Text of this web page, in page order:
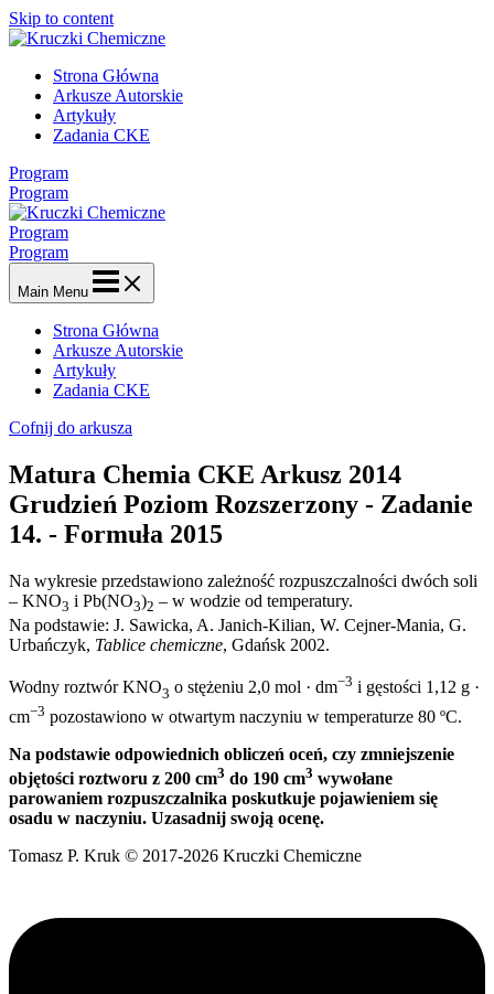
Skip to content
Strona Główna
Arkusze Autorskie
Artykuły
Zadania CKE
Program
Program
Program
Program
Main Menu
Strona Główna
Arkusze Autorskie
Artykuły
Zadania CKE
Cofnij do arkusza
Matura Chemia CKE Arkusz 2014
Grudzień Poziom Rozszerzony - Zadanie
14. - Formuła 2015
Na wykresie przedstawiono zależność rozpuszczalności dwóch soli
– KNO3 i Pb(NO3)2 – w wodzie od temperatury.
Na podstawie: J. Sawicka, A. Janich-Kilian, W. Cejner-Mania, G.
Urbańczyk, Tablice chemiczne, Gdańsk 2002.
Wodny roztwór KNO3 o stężeniu 2,0 mol · dm−3 i gęstości 1,12 g ·
cm−3 pozostawiono w otwartym naczyniu w temperaturze 80 ºC.
Na podstawie odpowiednich obliczeń oceń, czy zmniejszenie
objętości roztworu z 200 cm3 do 190 cm3 wywołane
parowaniem rozpuszczalnika poskutkuje pojawieniem się
osadu w naczyniu. Uzasadnij swoją ocenę.
Tomasz P. Kruk © 2017-2026 Kruczki Chemiczne